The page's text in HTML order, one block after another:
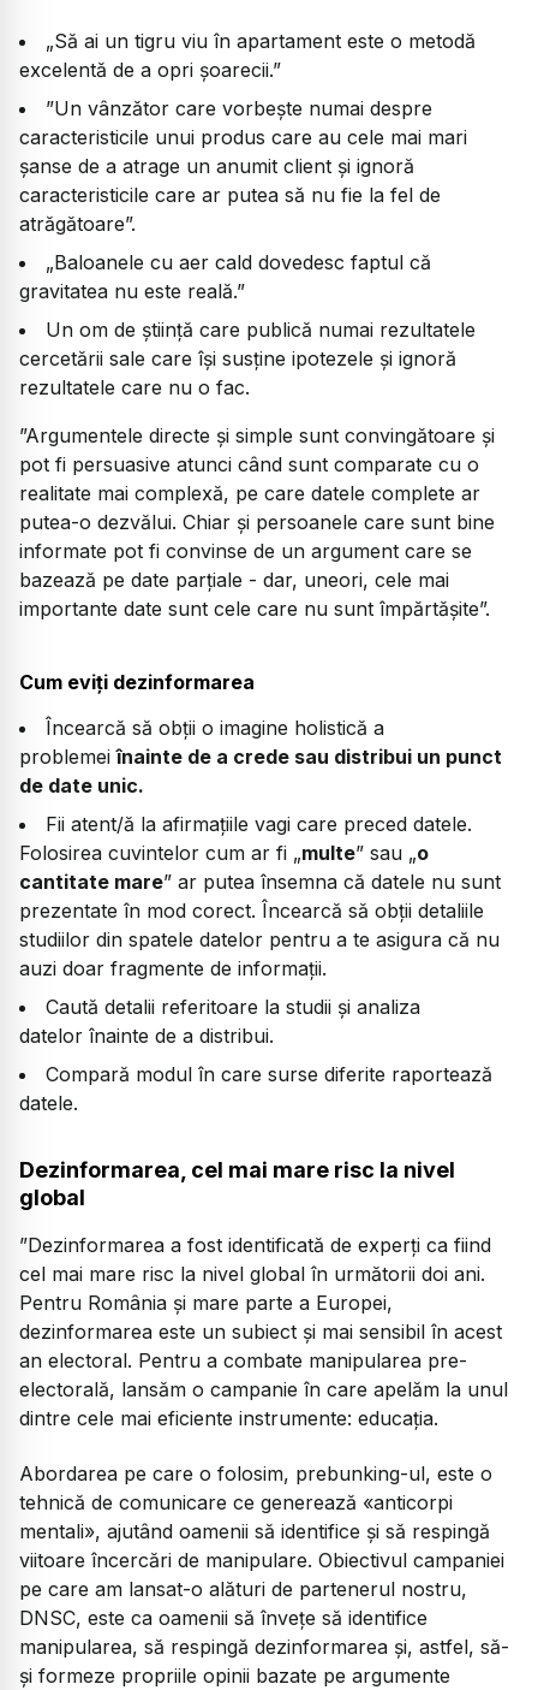
„Să ai un tigru viu în apartament este o metodă
excelentă de a opri șoarecii.”
”Un vânzător care vorbește numai despre
caracteristicile unui produs care au cele mai mari
șanse de a atrage un anumit client și ignoră
caracteristicile care ar putea să nu fie la fel de
atrăgătoare”.
„Baloanele cu aer cald dovedesc faptul că
gravitatea nu este reală.”
Un om de știință care publică numai rezultatele
cercetării sale care își susține ipotezele și ignoră
rezultatele care nu o fac.
”Argumentele directe și simple sunt convingătoare și
pot fi persuasive atunci când sunt comparate cu o
realitate mai complexă, pe care datele complete ar
putea-o dezvălui. Chiar și persoanele care sunt bine
informate pot fi convinse de un argument care se
bazează pe date parțiale - dar, uneori, cele mai
importante date sunt cele care nu sunt împărtășite”.
Cum eviți dezinformarea
Încearcă să obții o imagine holistică a
problemeiînainte de a crede sau distribui un punct
de date unic.
Fii atent/ă la afirmațiile vagi care preced datele.
Folosirea cuvintelor cum ar fi „multe” sau „o
cantitate mare” ar putea însemna că datele nu sunt
prezentate în mod corect. Încearcă să obții detaliile
studiilor din spatele datelor pentru a te asigura că nu
auzi doar fragmente de informații.
Caută detalii referitoare la studii și analiza
datelor înainte de a distribui.
Compară modul în care surse diferite raportează
datele.
Dezinformarea, cel mai mare risc la nivel
global
”Dezinformarea a fost identificată de experţi ca fiind
cel mai mare risc la nivel global în următorii doi ani.
Pentru România şi mare parte a Europei,
dezinformarea este un subiect şi mai sensibil în acest
an electoral. Pentru a combate manipularea pre-
electorală, lansăm o campanie în care apelăm la unul
dintre cele mai eficiente instrumente: educaţia.
Abordarea pe care o folosim, prebunking-ul, este o
tehnică de comunicare ce generează «anticorpi
mentali», ajutând oamenii să identifice şi să respingă
viitoare încercări de manipulare. Obiectivul campaniei
pe care am lansat-o alături de partenerul nostru,
DNSC, este ca oamenii să înveţe să identifice
manipularea, să respingă dezinformarea şi, astfel, să-
şi formeze propriile opinii bazate pe argumente